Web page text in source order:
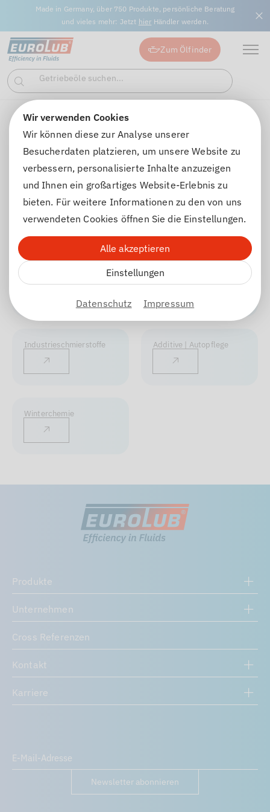
Wir verwenden Cookies
Wir können diese zur Analyse unserer
Besucherdaten platzieren, um unsere Website zu
verbessern, personalisierte Inhalte anzuzeigen
und Ihnen ein großartiges Website-Erlebnis zu
bieten. Für weitere Informationen zu den von uns
verwendeten Cookies öffnen Sie die Einstellungen.
Alle akzeptieren
Einstellungen
Datenschutz Impressum
Made in Germany, über 750 Produkte, persönliche Beratung
und vieles mehr: Jetzt hier Händler werden.
Zum Ölfinder
Suchen
Getriebeöle suchen...
Industrieschmierstoffe suchen...
Produkte
UNSERE PRODUKTE
Entdecken Sie die Vielfalt — EUROLUB bietet
hochwertige Öle, Schmierstoffe, Winterchemie und
Autopflegeprodukte direkt aus Deutschland.
Getriebeöle
Industrieschmierstoffe Additive | Autopflege
Winterchemie
Produkte
Unternehmen
Cross Referenzen
Kontakt
Karriere
Newsletter abonnieren